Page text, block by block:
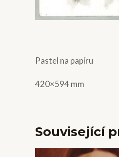
Pastel na papíru
420×594 mm
Související